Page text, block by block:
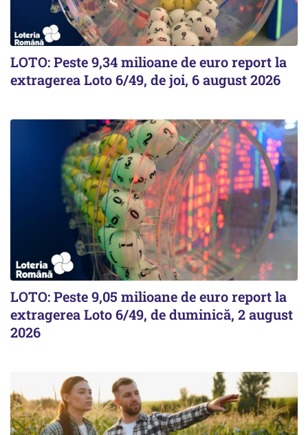
LOTO: Peste 9,34 milioane de euro report la
extragerea Loto 6/49, de joi, 6 august 2026
LOTO: Peste 9,05 milioane de euro report la
extragerea Loto 6/49, de duminică, 2 august
2026